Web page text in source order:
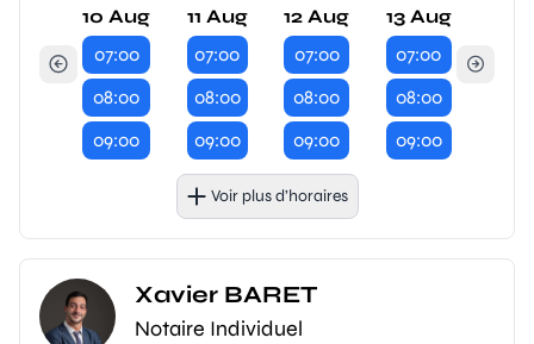
10 Aug
07:00
08:00
09:00
11 Aug
07:00
08:00
09:00
12 Aug
07:00
08:00
09:00
13 Aug
07:00
08:00
09:00
Voir plus d’horaires
Xavier BARET
Notaire Individuel